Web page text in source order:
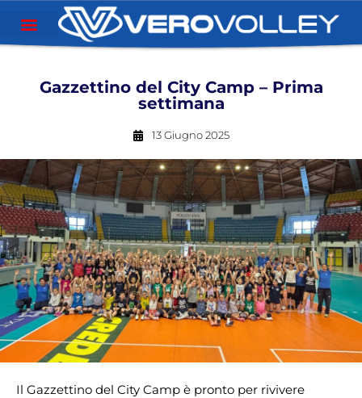
Gazzettino del City Camp – Prima
settimana
13 Giugno 2025
Il Gazzettino del City Camp è pronto per rivivere